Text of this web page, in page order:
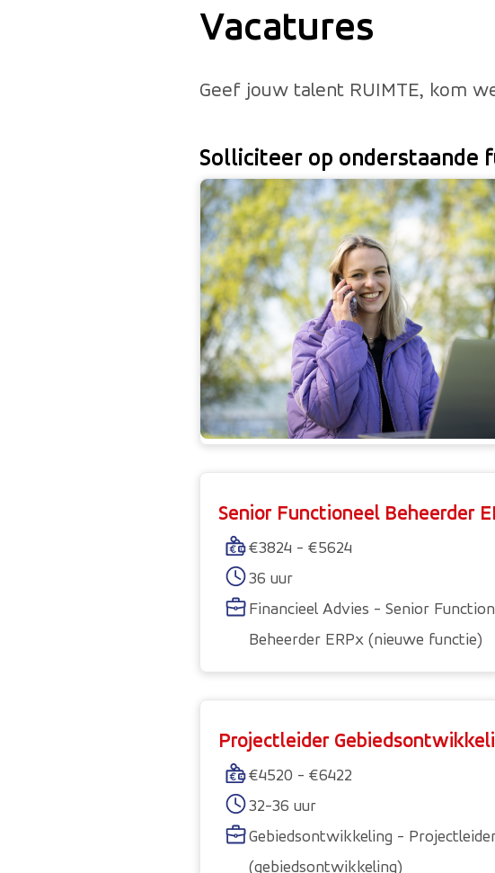
Vacatures
Geef jouw talent RUIMTE, kom
Solliciteer op onderstaande
Senior Functioneel Beheerder
€3824 - €5624
36 uur
Financieel Advies - Senior
Beheerder ERPx (nieuwe functie)
Projectleider
€4520 - €6422
32-36 uur
Gebiedsontwikkeling -
(gebiedsontwikkeling)